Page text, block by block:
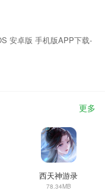
安卓版 手机版APP下载-
更多
西天神游录
78.34MB